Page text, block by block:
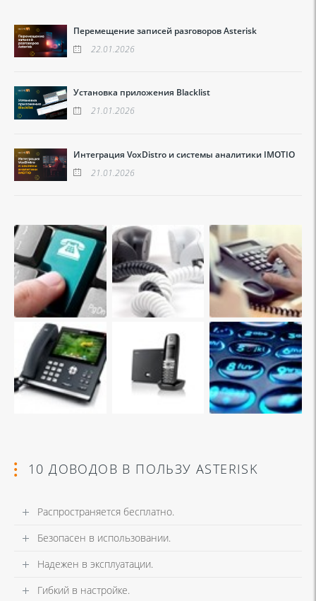
Перемещение записей разговоров Asterisk
22.01.2026
Установка приложения Blacklist
21.01.2026
Интеграция VoxDistro и системы аналитики IMOTIO
21.01.2026
10 ДОВОДОВ В ПОЛЬЗУ ASTERISK
Распространяется бесплатно.
Безопасен в использовании.
Надежен в эксплуатации.
Гибкий в настройке.